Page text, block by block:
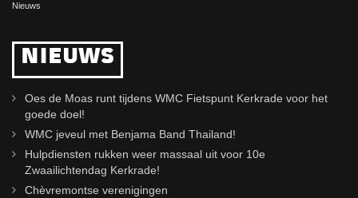
Nieuws
NIEUWS
Oes de Moas runt tijdens WMC Fietspunt Kerkrade voor het
goede doel!
WMC jeveul met Benjama Band Thailand!
Hulpdiensten rukken weer massaal uit voor 10e
Zwaailichtendag Kerkrade!
Chèvremontse verenigingen